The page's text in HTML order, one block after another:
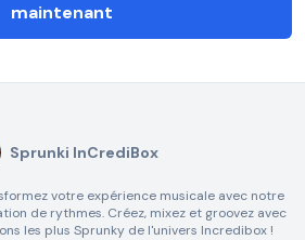
maintenant
Sprunki InCrediBox
votre expérience musicale avec notre
de rythmes. Créez, mixez et groovez avec
les plus Sprunky de l'univers Incredibox !